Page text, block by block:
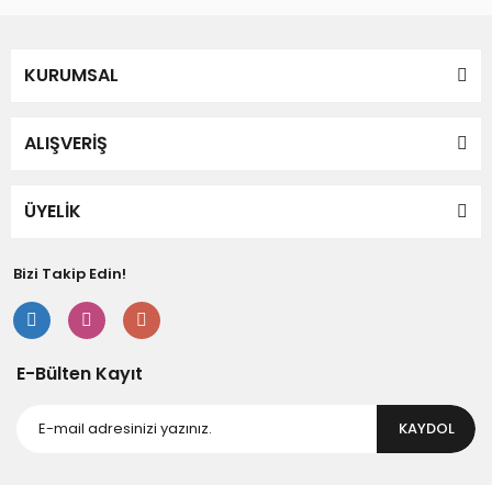
KURUMSAL
ALIŞVERİŞ
ÜYELİK
Bizi Takip Edin!
E-Bülten Kayıt
KAYDOL